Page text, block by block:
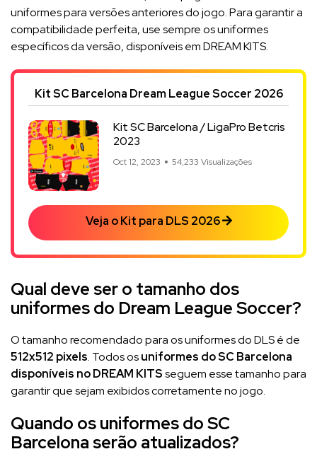
uniformes para versões anteriores do jogo. Para garantir a
compatibilidade perfeita, use sempre os uniformes
específicos da versão, disponíveis em DREAM KITS.
Kit SC Barcelona Dream League Soccer 2026
Kit SC Barcelona / LigaPro Betcris
2023
Oct 12, 2023 54,233 Visualizações
Veja o Kit para DLS 2026
Qual deve ser o tamanho dos
uniformes do Dream League Soccer?
O tamanho recomendado para os uniformes do DLS é de
512x512 pixels. Todos osuniformes do SC Barcelona
disponíveis no DREAM KITSseguem esse tamanho para
garantir que sejam exibidos corretamente no jogo.
Quando os uniformes do SC
Barcelona serão atualizados?